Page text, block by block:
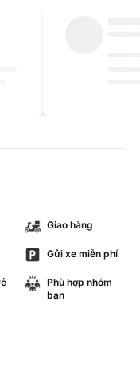
Giao hàng
Gửi xe miễn phí
Phù hợp nhóm
bạn